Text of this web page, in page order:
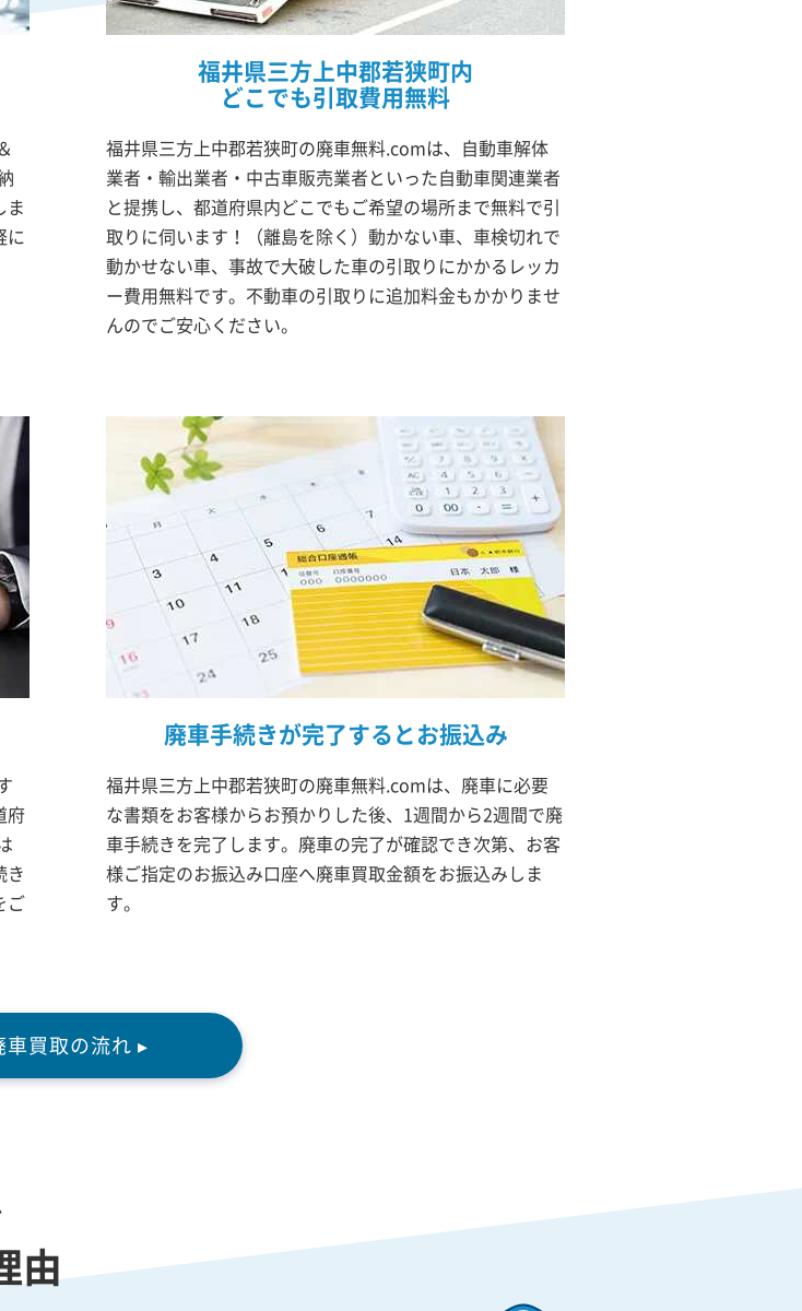
ま
に
福井県三方上中郡若狭町内
どこでも引取費用無料
福井県三方上中郡若狭町の廃車無料.comは、自動車解体
業者・輸出業者・中古車販売業者といった自動車関連業者
と提携し、都道府県内どこでもご希望の場所まで無料で引
取りに伺います！（離島を除く）動かない車、車検切れで
動かせない車、事故で大破した車の引取りにかかるレッカ
ー費用無料です。不動車の引取りに追加料金もかかりませ
んのでご安心ください。
府
き
ご
廃車手続きが完了するとお振込み
福井県三方上中郡若狭町の廃車無料.comは、廃車に必要
な書類をお客様からお預かりした後、1週間から2週間で廃
車手続きを完了します。廃車の完了が確認でき次第、お客
様ご指定のお振込み口座へ廃車買取金額をお振込みしま
す。
車買取の流れ ▸
由